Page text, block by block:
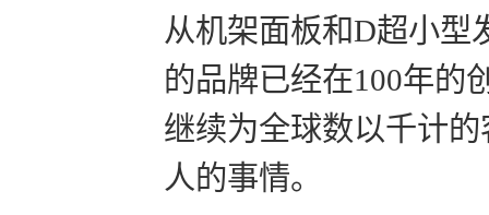
从机架面板和D超小型
的品牌已经在100年的
继续为全球数以千计
人的事情。